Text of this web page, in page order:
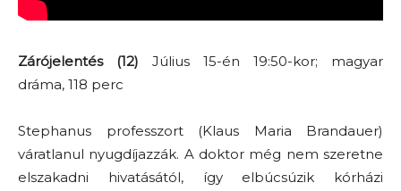
Zárójelentés (12) Július 15-én 19:50-kor; magyar
dráma, 118 perc
Stephanus professzort (Klaus Maria Brandauer)
váratlanul nyugdíjazzák. A doktor még nem szeretne
elszakadni hivatásától, így elbúcsúzik kórházi